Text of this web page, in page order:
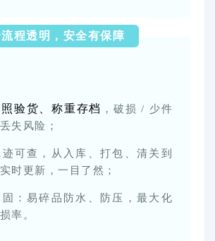
程透明，安全有保障
验货、称重存档 ，破损 / 少件
失风险；
可查，从入库、打包、清关到
时更新，一目了然；
：易碎品防水、防压，最大化
率。